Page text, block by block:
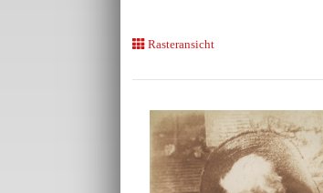
Rasteransicht